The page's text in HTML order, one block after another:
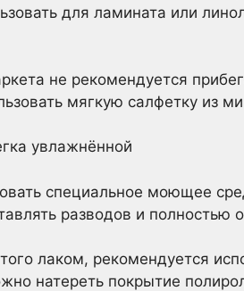
для ламината или
не рекомендуется
мягкую салфетку из
увлажнённой
специальное моющее
разводов и полностью
лаком, рекомендуется
натереть покрытие